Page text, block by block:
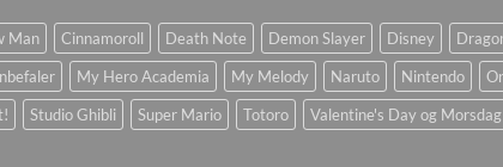
Man Cinnamoroll Death Note Demon Slayer Disney
My Hero Academia My Melody Naruto Nintendo
Studio Ghibli Super Mario Totoro Valentine's Day og Morsdag